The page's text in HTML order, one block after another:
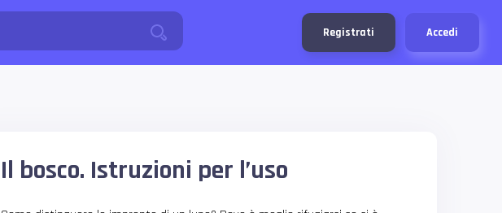
Registrati Accedi
Il bosco. Istruzioni per l’uso